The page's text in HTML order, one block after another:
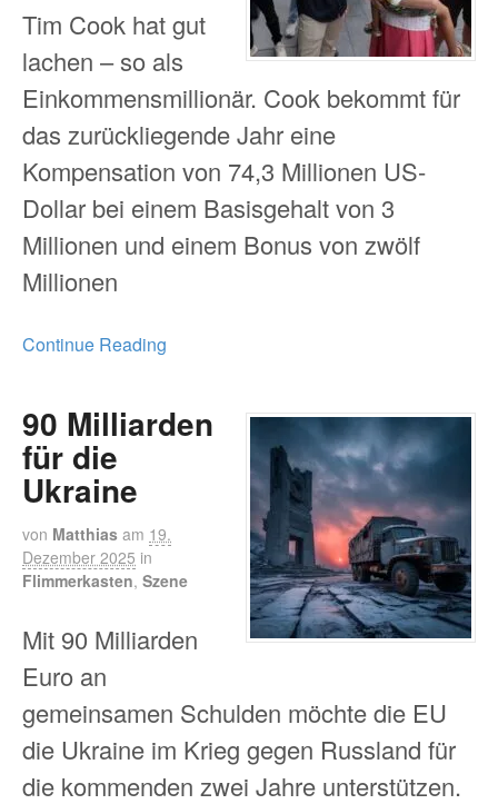
Tim Cook hat gut
lachen – so als
Einkommensmillionär. Cook bekommt für
das zurückliegende Jahr eine
Kompensation von 74,3 Millionen US-
Dollar bei einem Basisgehalt von 3
Millionen und einem Bonus von zwölf
Millionen
Continue Reading
90 Milliarden
für die
Ukraine
von Matthias am 19.
Dezember 2025 in
Flimmerkasten, Szene
Mit 90 Milliarden
Euro an
gemeinsamen Schulden möchte die EU
die Ukraine im Krieg gegen Russland für
die kommenden zwei Jahre unterstützen.